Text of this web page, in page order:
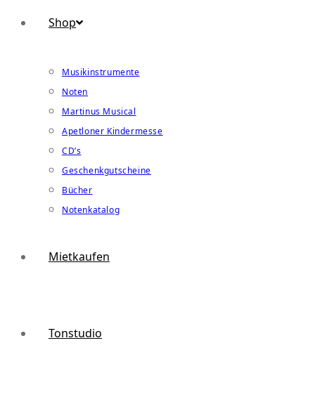
Shop
Musikinstrumente
Noten
Martinus Musical
Apetloner Kindermesse
CD’s
Geschenkgutscheine
Bücher
Notenkatalog
Mietkaufen
Tonstudio